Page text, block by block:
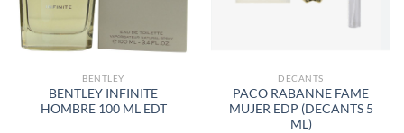
BENTLEY
BENTLEY INFINITE
HOMBRE 100 ML EDT
DECANTS
PACO RABANNE FAME
MUJER EDP (DECANTS 5
ML)